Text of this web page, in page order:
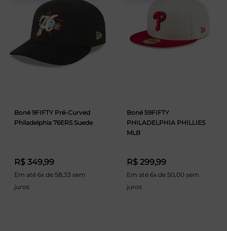
Boné 9FIFTY Pré-Curved
Philadelphia 76ERS Suede
R$ 349,99
Em até 6x de 58,33 sem
juros
Boné 59FIFTY
PHILADELPHIA PHILLIES
MLB
R$ 299,99
Em até 6x de 50,00 sem
juros